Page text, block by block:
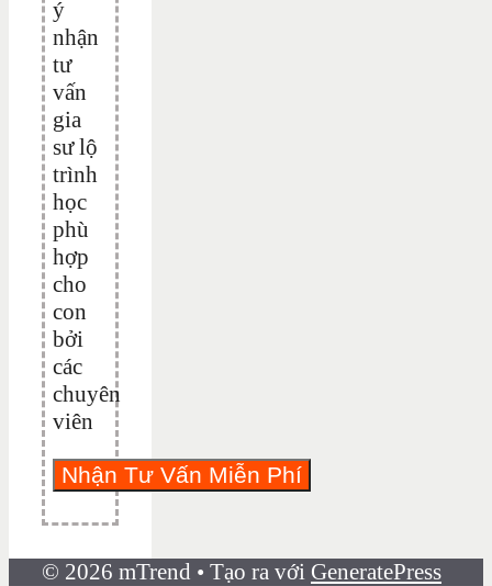
ý
nhận
tư
vấn
gia
sư lộ
trình
học
phù
hợp
cho
con
bởi
các
chuyên
viên
© 2026 mTrend • Tạo ra với GeneratePress